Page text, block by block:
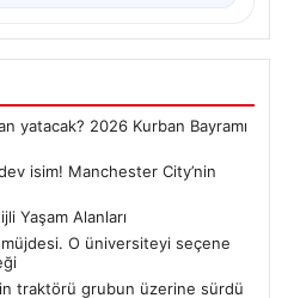
yatacak? 2026 Kurban Bayramı
isim! Manchester City’nin
Yaşam Alanları
O üniversiteyi seçene
traktörü grubun üzerine sürdü